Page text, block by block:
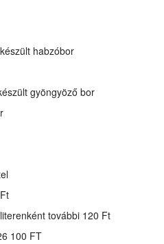
habzóbor
gyöngyöző bor
további 120 Ft
100 FT